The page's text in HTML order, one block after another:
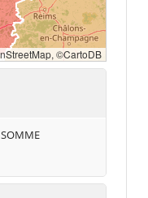
SOMME